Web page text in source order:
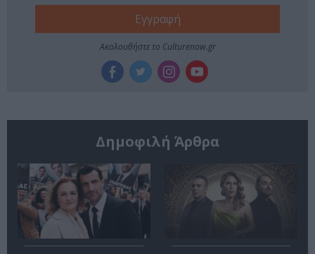
Ακολουθήστε το Culturenow.gr
Δημοφιλή Άρθρα